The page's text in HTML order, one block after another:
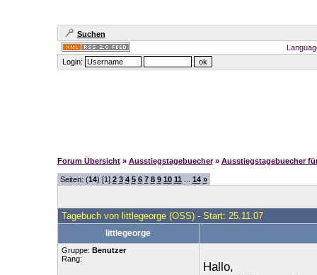
Suchen
Login:
Forum Übersicht » Ausstiegstagebuecher » Ausstiegstagebuecher
Seiten: (14) [1] 2 3 4 5 6 7 8 9 10 11 14 »
Tagebuch von littlegeorge (OSS) - Start: 25.11.07
littlegeorge
Gruppe: Benutzer
Rang:
Hallo,